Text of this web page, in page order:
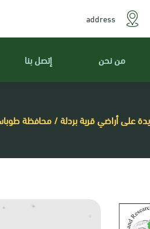
address
من نحن إتصل بنا
على أراضي قرية بردلة / محافظة